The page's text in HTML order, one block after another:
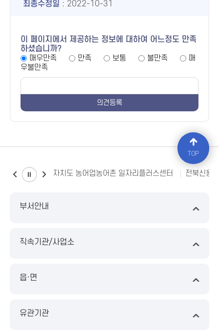
최종수정일 : 2022-10-31
이 페이지에서 제공하는 정보에 대하여 어느정도 만족
하셨습니까?
매우만족
만족 보통 불만족
매
우불만족
전북특별자치도 농어업농어촌 일자리플러스센터 전북신용
부서안내
직속기관/사업소
읍·면
유관기관
TOP